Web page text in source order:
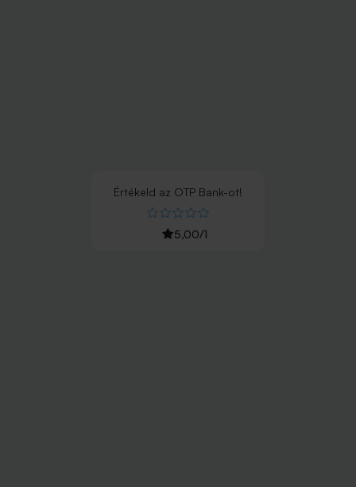
Értékeld az OTP Bank-ot!
5,00/1